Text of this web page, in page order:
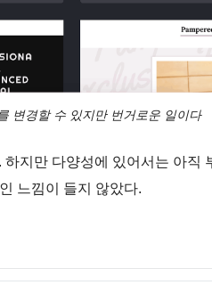
변경할 수 있지만 번거로운 일이다
지만 다양성에 있어서는 아직
느낌이 들지 않았다.